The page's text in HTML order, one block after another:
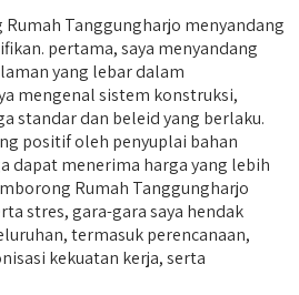
Tanggungharjo menyandang
pertama, saya menyandang
yang lebar dalam
mengenal sistem konstruksi,
standar dan beleid yang berlaku.
positif oleh penyuplai bahan
dapat menerima harga yang lebih
Rumah Tanggungharjo
stres, gara-gara saya hendak
termasuk perencanaan,
kekuatan kerja, serta